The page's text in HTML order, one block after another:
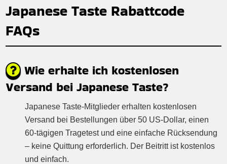
Japanese Taste Rabattcode
FAQs
Wie erhalte ich kostenlosen
Versand bei Japanese Taste?
Japanese Taste-Mitglieder erhalten kostenlosen
Versand bei Bestellungen über 50 US-Dollar, einen
60-tägigen Tragetest und eine einfache Rücksendung
– keine Quittung erforderlich. Der Beitritt ist kostenlos
und einfach.